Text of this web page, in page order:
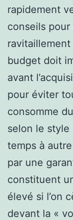
rapidement
conseils
budget doit
avant
pour éviter
consomme
selon le
temps à
par une
constituent
élevé si l’on
devant la «